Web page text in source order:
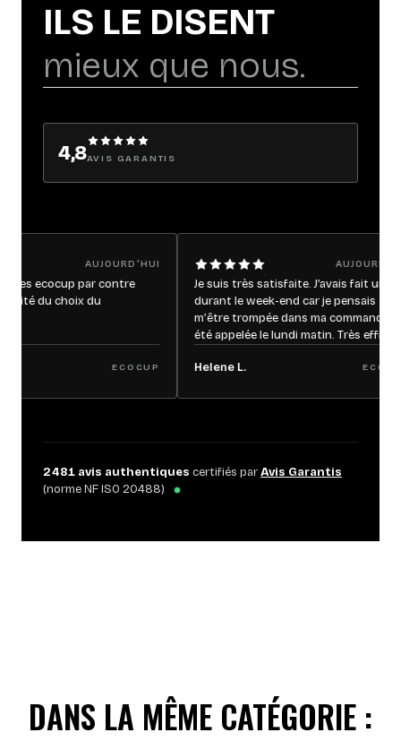
ILS LE DISENT
mieux que nous.
4,8AVIS GARANTIS
AUJOURD'HUI
par contre
choix du
ECOCUP
AUJOURD'HUI
Je suis très satisfaite. J’avais fait un mail
durant le week-end car je pensais
m’être trompée dans ma commande, j’ai
été appelée le lundi matin. Très efficace,
commande. Je recommande ce site les
Helene L. ECOCUP
2 481 avis authentiques certifiés parAvis Garantis
(norme NF ISO 20488)
DANS LA MÊME CATÉGORIE :